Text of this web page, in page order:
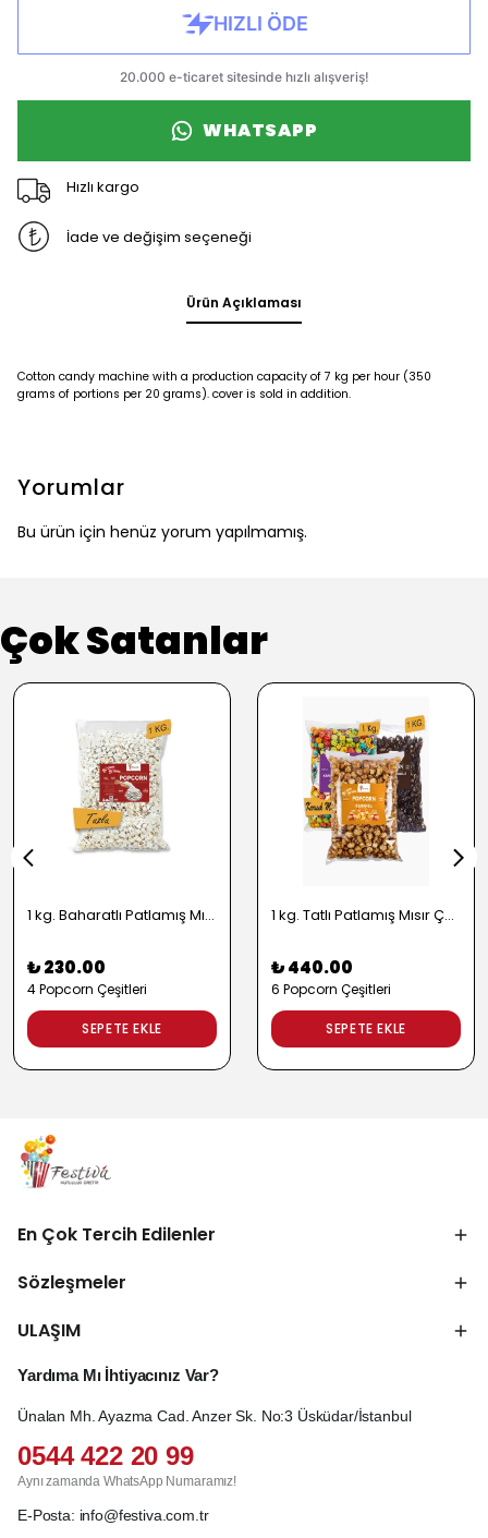
WHATSAPP
Hızlı kargo
İade ve değişim seçeneği
Ürün Açıklaması
Cotton candy machine with a production capacity of 7 kg per hour (350
grams of portions per 20 grams). cover is sold in addition.
Yorumlar
Bu ürün için henüz yorum yapılmamış.
Çok Satanlar
1 kg. Baharatlı Patlamış Mısır Çeşitleri - 2724
₺ 230.00
4 Popcorn Çeşitleri
SEPETE EKLE
1 kg. Tatlı Patlamış Mısır Çeşitleri - 2722
₺ 440.00
6 Popcorn Çeşitleri
SEPETE EKLE
En Çok Tercih Edilenler
Sözleşmeler
ULAŞIM
Yardıma Mı İhtiyacınız Var?
Ünalan Mh. Ayazma Cad. Anzer Sk. No:3 Üsküdar/İstanbul
0544 422 20 99
Aynı zamanda WhatsApp Numaramız!
E-Posta: info@festiva.com.tr